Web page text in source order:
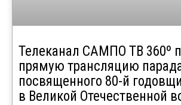
Телеканал САМПО ТВ 360º
прямую трансляцию
посвященного 80-й
в Великой Отечественной